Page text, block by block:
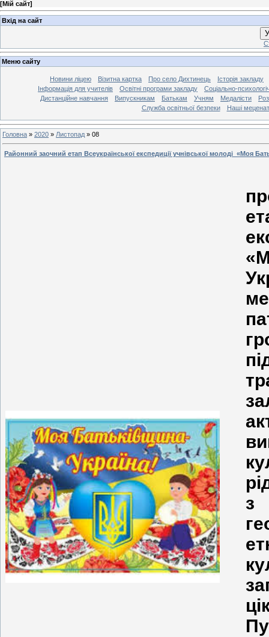
[Мій сайт]
Вхід на сайт
Меню сайту
Новини ліцею Візитна картка Про село Дихтинець
Історія закладу
Інформація для учителів
Освітні програми закладу
Соціально-
Дистанційне навчання
Випускникам Батькам Учням Медалісти
Служба освітньої безпеки
Наші
Головна » 2020 » Листопад » 08
Районний заочний етап Всеукраїнської експедиції учнівської молоді «Моя
з